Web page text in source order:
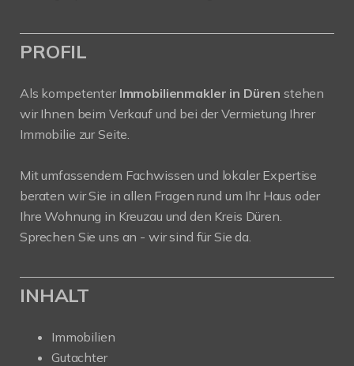
PROFIL
Als kompetenter Immobilienmakler in Düren stehen
wir Ihnen beim Verkauf und bei der Vermietung Ihrer
Immobilie zur Seite.
Mit umfassendem Fachwissen und lokaler Expertise
beraten wir Sie in allen Fragen rund um Ihr Haus oder
Ihre Wohnung in Kreuzau und den Kreis Düren.
Sprechen Sie uns an - wir sind für Sie da.
INHALT
Immobilien
Gutachter